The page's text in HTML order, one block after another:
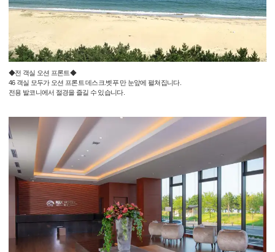
◆전 객실 오션 프론트◆
46 객실 모두가 오션 프론트 데스크.벳푸 만 눈앞에 펼쳐집니다.
전용 발코니에서 절경을 즐길 수 있습니다.